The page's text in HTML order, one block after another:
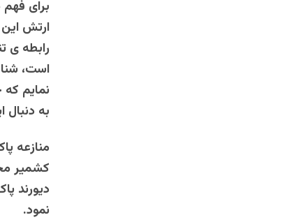
برای
ارتش
رابطه ی
است،
نمایم
به
منازعه
کشمیر
دیورند
نمود.